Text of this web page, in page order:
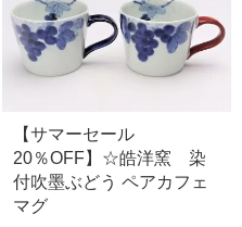
【サマーセール
20％OFF】☆皓洋窯 染
付吹墨ぶどう ペアカフェ
マグ